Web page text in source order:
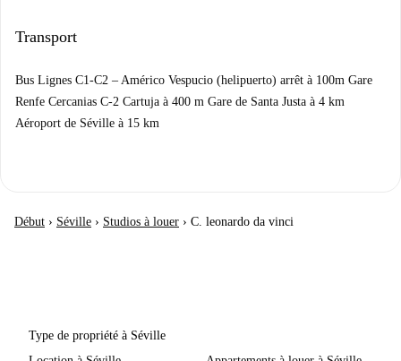
Transport
Bus Lignes C1-C2 – Américo Vespucio (helipuerto) arrêt à 100m Gare
Renfe Cercanias C-2 Cartuja à 400 m Gare de Santa Justa à 4 km
Aéroport de Séville à 15 km
Début › Séville › Studios à louer › C. leonardo da vinci
Type de propriété à Séville